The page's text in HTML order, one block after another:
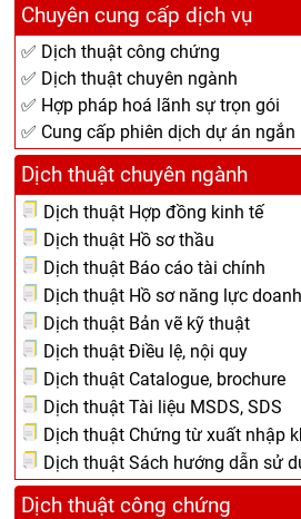
Chuyên cung cấp dịch vụ
✅ Dịch thuật công chứng
✅ Dịch thuật chuyên ngành
✅ Hợp pháp hoá lãnh sự trọn gói
✅ Cung cấp phiên dịch dự án ngắn
Dịch thuật chuyên ngành
Dịch thuật Hợp đồng kinh tế
Dịch thuật Hồ sơ thầu
Dịch thuật Báo cáo tài chính
Dịch thuật Hồ sơ năng lực
Dịch thuật Bản vẽ kỹ thuật
Dịch thuật Điều lệ, nội quy
Dịch thuật Catalogue, brochure
Dịch thuật Tài liệu MSDS, SDS
Dịch thuật Chứng từ xuất nhập
Dịch thuật Sách hướng dẫn sử
Dịch thuật công chứng